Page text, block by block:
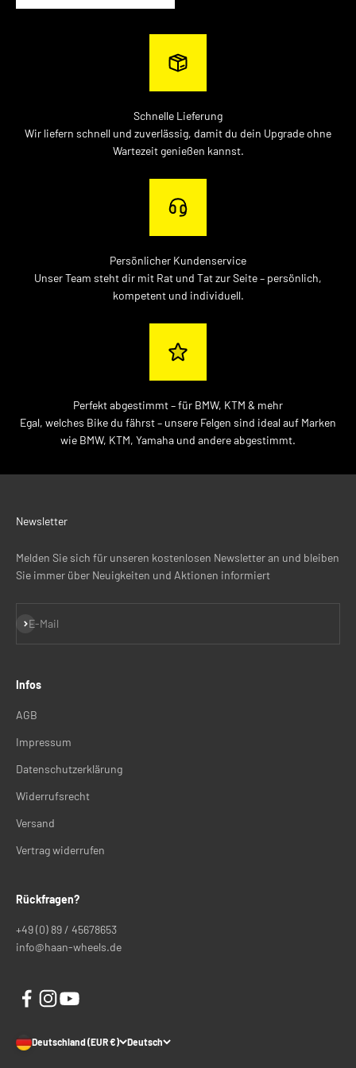
Schnelle Lieferung
Wir liefern schnell und zuverlässig, damit du dein Upgrade ohne
Wartezeit genießen kannst.
Persönlicher Kundenservice
Unser Team steht dir mit Rat und Tat zur Seite – persönlich,
kompetent und individuell.
Perfekt abgestimmt – für BMW, KTM & mehr
Egal, welches Bike du fährst – unsere Felgen sind ideal auf Marken
wie BMW, KTM, Yamaha und andere abgestimmt.
Newsletter
Melden Sie sich für unseren kostenlosen Newsletter an und bleiben
Sie immer über Neuigkeiten und Aktionen informiert
E-Mail
Abonnieren
Infos
AGB
Impressum
Datenschutzerklärung
Widerrufsrecht
Versand
Vertrag widerrufen
Rückfragen?
+49 (0) 89 / 45678653
info@haan-wheels.de
Deutschland (EUR €) Deutsch